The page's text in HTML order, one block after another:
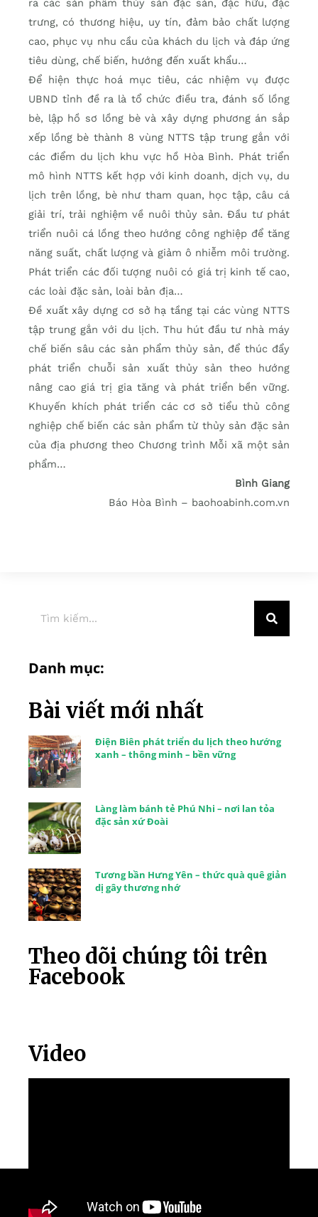
ra các sản phẩm thủy sản đặc sản, đặc hữu, đặc
trưng, có thương hiệu, uy tín, đảm bảo chất lượng
cao, phục vụ nhu cầu của khách du lịch và đáp ứng
tiêu dùng, chế biến, hướng đến xuất khẩu…
Để hiện thực hoá mục tiêu, các nhiệm vụ được
UBND tỉnh đề ra là tổ chức điều tra, đánh số lồng
bè, lập hồ sơ lồng bè và xây dựng phương án sắp
xếp lồng bè thành 8 vùng NTTS tập trung gắn với
các điểm du lịch khu vực hồ Hòa Bình. Phát triển
mô hình NTTS kết hợp với kinh doanh, dịch vụ, du
lịch trên lồng, bè như tham quan, học tập, câu cá
giải trí, trải nghiệm về nuôi thủy sản. Đầu tư phát
triển nuôi cá lồng theo hướng công nghiệp để tăng
năng suất, chất lượng và giảm ô nhiễm môi trường.
Phát triển các đối tượng nuôi có giá trị kinh tế cao,
các loài đặc sản, loài bản địa…
Đề xuất xây dựng cơ sở hạ tầng tại các vùng NTTS
tập trung gắn với du lịch. Thu hút đầu tư nhà máy
chế biến sâu các sản phẩm thủy sản, để thúc đẩy
phát triển chuỗi sản xuất thủy sản theo hướng
nâng cao giá trị gia tăng và phát triển bền vững.
Khuyến khích phát triển các cơ sở tiểu thủ công
nghiệp chế biến các sản phẩm từ thủy sản đặc sản
của địa phương theo Chương trình Mỗi xã một sản
phẩm…
Bình Giang
Báo Hòa Bình – baohoabinh.com.vn
Danh mục:
Bài viết mới nhất
Điện Biên phát triển du lịch theo hướng
xanh – thông minh – bền vững
Làng làm bánh tẻ Phú Nhi – nơi lan tỏa
đặc sản xứ Đoài
Tương bần Hưng Yên – thức quà quê giản
dị gây thương nhớ
Theo dõi chúng tôi trên
Facebook
Video